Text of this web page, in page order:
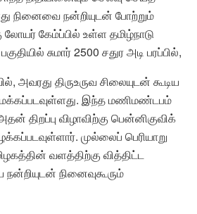
நினைவை நன்றியுடன் போற்றும்
கேம்ப்பில் உள்ள தமிழ்நாடு
சுமார் 2500 சதுர அடி பரப்பில்,
அவரது திருஉருவ சிலையுடன் கூடிய
இந்த மணிமண்டபம்
திறப்பு விழாவிற்கு பென்னிகுவிக்
முல்லைப் பெரியாறு
வளத்திற்கு வித்திட்ட
நினைவுகூரும்